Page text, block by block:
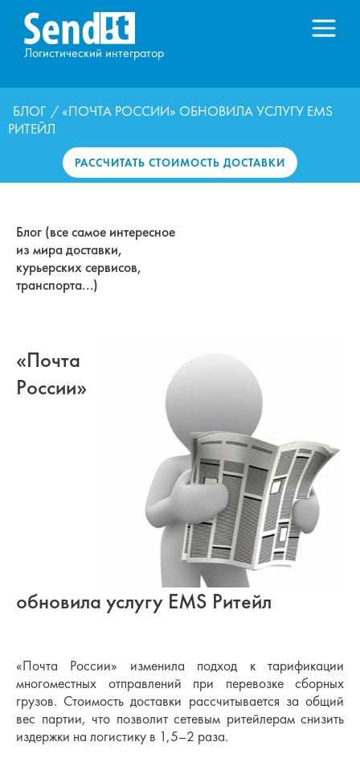
Логистический интегратор
БЛОГ / «ПОЧТА РОССИИ» ОБНОВИЛА УСЛУГУ EMS
РИТЕЙЛ
РАССЧИТАТЬ СТОИМОСТЬ ДОСТАВКИ
Блог (все самое интересное
из мира доставки,
курьерских сервисов,
транспорта...)
«Почта
России»
обновила услугу EMS Ритейл
«Почта России» изменила подход к тарификации
многоместных отправлений при перевозке сборных
грузов. Стоимость доставки рассчитывается за общий
вес партии, что позволит сетевым ритейлерам снизить
издержки на логистику в 1,5–2 раза.